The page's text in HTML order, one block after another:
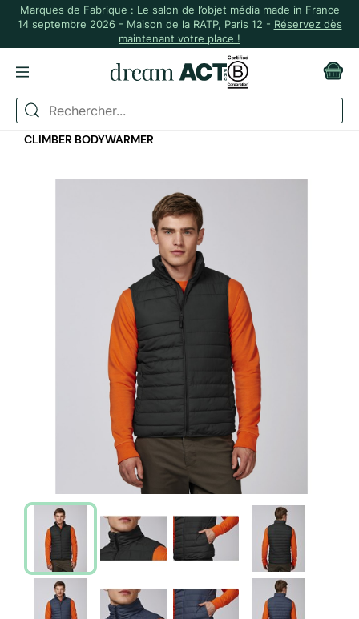
Marques de Fabrique : Le salon de l’objet média made in France
14 septembre 2026 - Maison de la RATP, Paris 12 - Réservez dès
maintenant votre place !
ACCUEIL TEXTILE
DOUDOUNE SANS MANCHES POLYESTER RECYCLÉ -
CLIMBER BODYWARMER